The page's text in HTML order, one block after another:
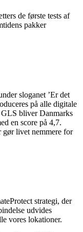
de første tests af
pakker
sloganet ’Er det
på alle digitale
GLS bliver Danmarks
en score på 4,7.
gør livet nemmere for
strategi, der
udvides
vores lokationer.